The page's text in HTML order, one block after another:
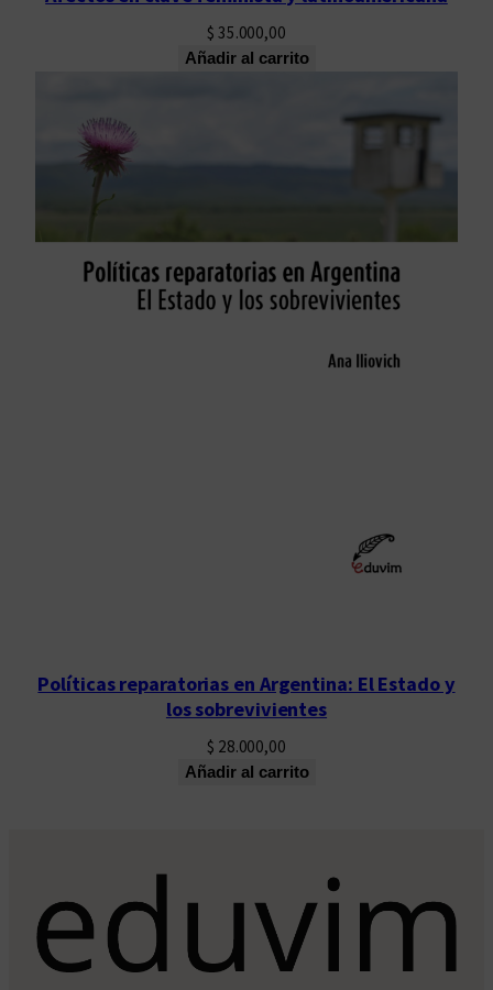
$ 35.000,00
Añadir al carrito
Políticas reparatorias en Argentina: El Estado y
los sobrevivientes
$ 28.000,00
Añadir al carrito